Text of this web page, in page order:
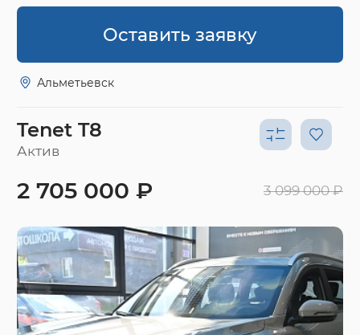
Оставить заявку
Альметьевск
Tenet T8
Актив
2 705 000 ₽ 3 099 000 ₽